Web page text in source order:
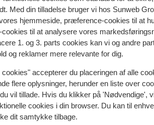
Med din tilladelse bruger vi hos Sunweb
hjemmeside, præference-cookies til at
til at analysere vores
1. og 3. parts cookies kan vi og andre
og reklamer mere relevante for dig.
cookies" accepterer du placeringen af alle
flere oplysninger, herunder en liste over
vil tillade. Hvis du klikker på 'Nødvendige',
cookies i din browser. Du kan til
dit samtykke tilbage.
GerdienMed partner